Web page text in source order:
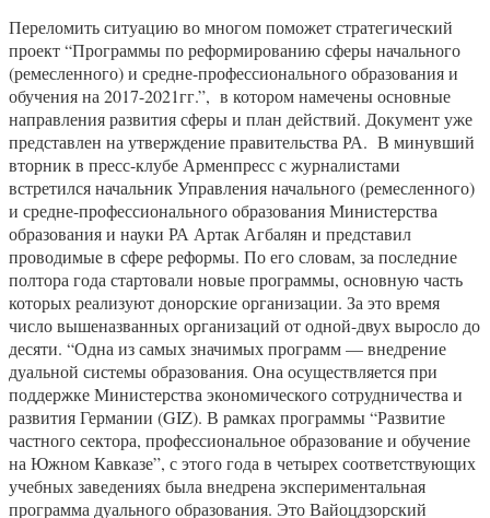
Переломить ситуацию во многом поможет стратегический
проект “Программы по реформированию сферы начального
(ремесленного) и средне-профессионального образования и
обучения на 2017-2021гг.”, в котором намечены основные
направления развития сферы и план действий. Документ уже
представлен на утверждение правительства РА. В минувший
вторник в пресс-клубе Арменпресс с журналистами
встретился начальник Управления начального (ремесленного)
и средне-профессионального образования Министерства
образования и науки РА Артак Агбалян и представил
проводимые в сфере реформы. По его словам, за последние
полтора года стартовали новые программы, основную часть
которых реализуют донорские организации. За это время
число вышеназванных организаций от одной-двух выросло до
десяти. “Одна из самых значимых программ — внедрение
дуальной системы образования. Она осуществляется при
поддержке Министерства экономического сотрудничества и
развития Германии (GIZ). В рамках программы “Развитие
частного сектора, профессиональное образование и обучение
на Южном Кавказе”, с этого года в четырех соответствующих
учебных заведениях была внедрена экспериментальная
программа дуального образования. Это Вайоцдзорский